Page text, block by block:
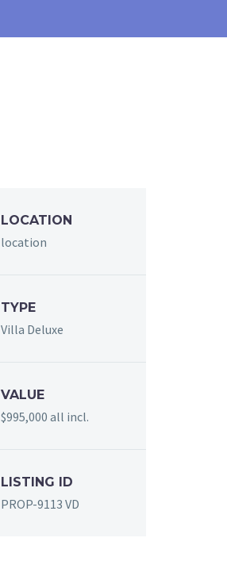
LOCATION
location
TYPE
Villa Deluxe
VALUE
$995,000 all incl.
LISTING ID
PROP-9113 VD